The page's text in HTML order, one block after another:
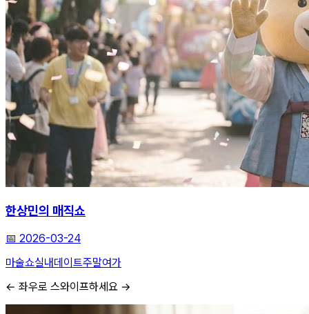
한상민의 매직쇼
📅 2026-03-24
마술쇼실내데이트주말여가
← 좌우로 스와이프하세요 →